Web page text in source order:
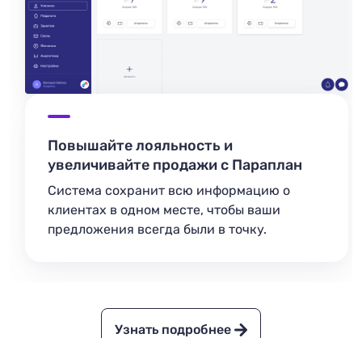
Повышайте лояльность и
увеличивайте продажи с Параплан
Система сохранит всю информацию о
клиентах в одном месте, чтобы ваши
предложения всегда были в точку.
Узнать подробнее